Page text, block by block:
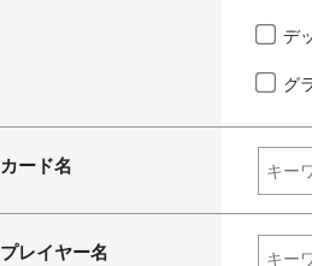
デ
グ
カード名
プレイヤー名